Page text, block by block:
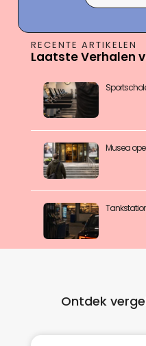
RECENTE ARTIKELEN
Laatste Verhalen
Musea
Ontdek